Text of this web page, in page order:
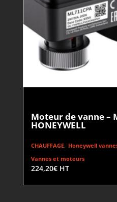
Moteur de vanne –
HONEYWELL
CHAUFFAGE, Honeywell
Vannes et moteurs
224,20€ HT